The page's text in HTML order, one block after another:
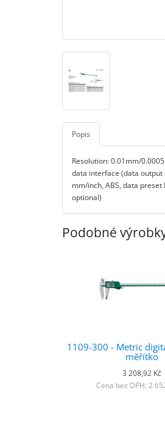
Popis
Resolution: 0.01mm/
data interface (data output
mm/inch, ABS, data
optional)
Podobné
1109-300 - Metric
měřítko
3 208,92 Kč
Cena bez DPH: 2